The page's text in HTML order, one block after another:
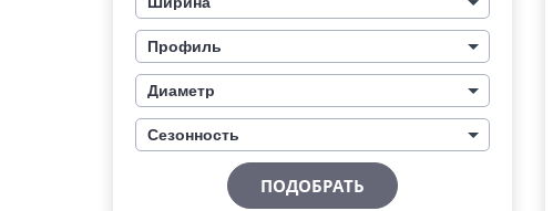
Профиль
Диаметр
Сезонность
ПОДОБРАТЬ